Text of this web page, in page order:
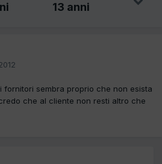
13 anni
fornitori sembra proprio che non esista
che al cliente non resti altro che